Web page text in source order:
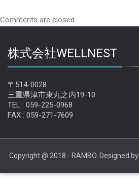
Comments are closed
株式会社WELLNEST
〒514-0028
三重県津市東丸之内19-10
TEL : 059-225-0968
FAX : 059-271-7609
Copyright @ 2018 - RAMBO. Designed by